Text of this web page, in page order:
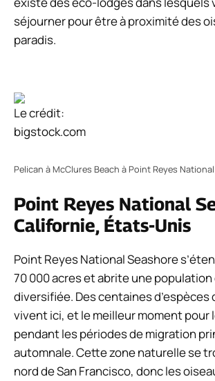
séjourner pour être à proximité des
paradis.
Le crédit:
bigstock.com
Pelican à McClures Beach à Point Reyes
Point Reyes National
Californie, États-Unis
Point Reyes National Seashore
70 000 acres et abrite une population
diversifiée. Des centaines d’espèces
vivent ici, et le meilleur moment pour
pendant les périodes de migration
automnale. Cette zone naturelle se
nord de San Francisco, donc les